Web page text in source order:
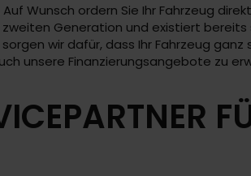
Wunsch ordern Sie Ihr Fahrzeug
Generation und existiert
sorgen wir dafür, dass Ihr Fahrzeug
unsere Finanzierungsangebote zu